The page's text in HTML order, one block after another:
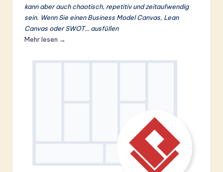
kann aber auch chaotisch, repetitiv und zeitaufwendig
sein. Wenn Sie einen Business Model Canvas, Lean
Canvas oder SWOT… ausfüllen
Mehr lesen →